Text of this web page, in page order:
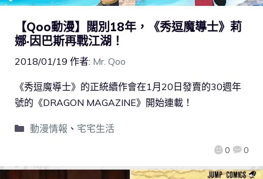
【Qoo動漫】闊別18年，《秀逗魔導士》莉
娜·因巴斯再戰江湖！
2018/01/19 作者: Mr. Qoo
0 0
《秀逗魔導士》的正統續作會在1月20日發賣的30週年
號的《DRAGON MAGAZINE》開始連載！
動漫情報 、 宅宅生活